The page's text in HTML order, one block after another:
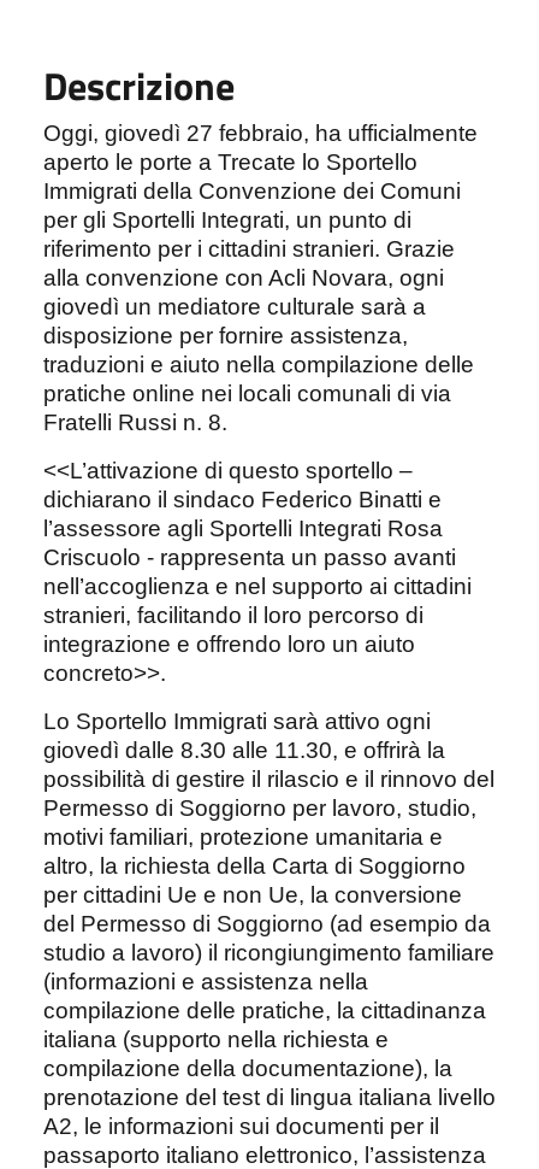
Descrizione
Oggi, giovedì 27 febbraio, ha ufficialmente
aperto le porte a Trecate lo Sportello
Immigrati della Convenzione dei Comuni
per gli Sportelli Integrati, un punto di
riferimento per i cittadini stranieri. Grazie
alla convenzione con Acli Novara, ogni
giovedì un mediatore culturale sarà a
disposizione per fornire assistenza,
traduzioni e aiuto nella compilazione delle
pratiche online nei locali comunali di via
Fratelli Russi n. 8.
<<L’attivazione di questo sportello –
dichiarano il sindaco Federico Binatti e
l’assessore agli Sportelli Integrati Rosa
Criscuolo - rappresenta un passo avanti
nell’accoglienza e nel supporto ai cittadini
stranieri, facilitando il loro percorso di
integrazione e offrendo loro un aiuto
concreto>>.
Lo Sportello Immigrati sarà attivo ogni
giovedì dalle 8.30 alle 11.30, e offrirà la
possibilità di gestire il rilascio e il rinnovo del
Permesso di Soggiorno per lavoro, studio,
motivi familiari, protezione umanitaria e
altro, la richiesta della Carta di Soggiorno
per cittadini Ue e non Ue, la conversione
del Permesso di Soggiorno (ad esempio da
studio a lavoro) il ricongiungimento familiare
(informazioni e assistenza nella
compilazione delle pratiche, la cittadinanza
italiana (supporto nella richiesta e
compilazione della documentazione), la
prenotazione del test di lingua italiana livello
A2, le informazioni sui documenti per il
passaporto italiano elettronico, l’assistenza